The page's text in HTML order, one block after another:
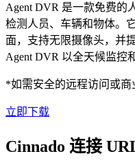
Agent DVR 是一款免费的
检测人员、车辆和物体。
面，支持无限摄像头，并
Agent DVR 以全天候监控
*如需安全的远程访问或商
立即下载
Cinnado 连接